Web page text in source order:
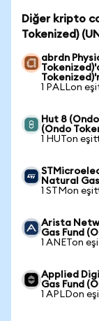
Diğer kripto
Tokenized)
abrdn
1 PALLon
Hut 8
(Ondo
1 HUTon
Natural
1 STMon
Arista
Gas Fund
1 ANETon
Applied
Gas Fund
1 APLDon